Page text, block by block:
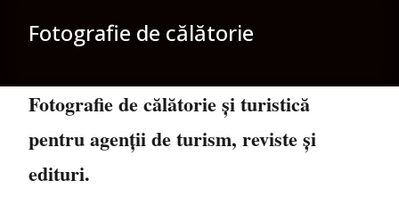
Fotografie de călătorie
Fotografie de călătorie și turistică
pentru agenții de turism, reviste și
edituri.